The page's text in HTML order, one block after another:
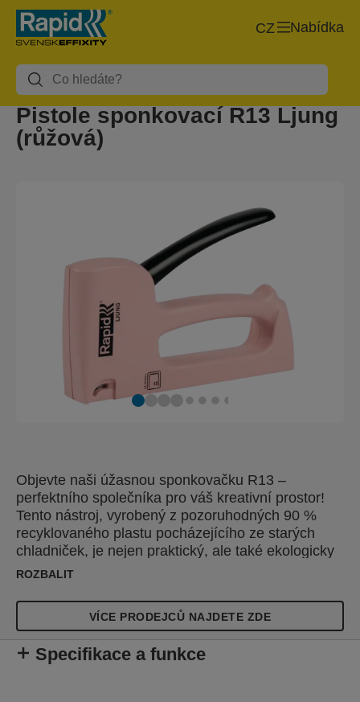
Nabídka
CZ
Pistole sponkovací R13 Ljung
(růžová)
Objevte naši úžasnou sponkovačku R13 –
perfektního společníka pro váš kreativní prostor!
Tento nástroj, vyrobený z pozoruhodných 90 %
recyklovaného plastu pocházejícího ze starých
chladniček, je nejen praktický, ale také ekologicky
uvědomělý. Hrdě vyráběn
ROZBALIT
VÍCE PRODEJCŮ NAJDETE ZDE
Specifikace a funkce